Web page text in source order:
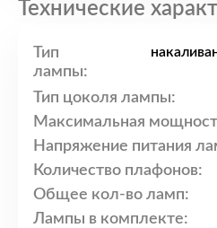
Технические
Тип
лампы:
Тип цоколя лампы:
Максимальная
Напряжение питания
Количество плафонов:
Общее кол-во ламп:
Лампы в комплекте: